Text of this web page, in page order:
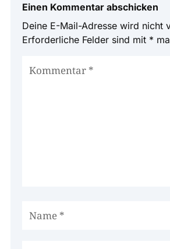
Einen Kommentar abschicken
Deine E-Mail-Adresse wird nicht
Erforderliche Felder sind mit *